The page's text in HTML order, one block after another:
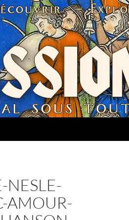
NESLE-
AMOUR-